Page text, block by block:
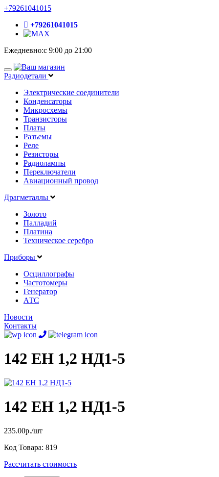
+79261041015
+79261041015
Ежедневно:с 9:00 до 21:00
Радиодетали
Электрические соединители
Конденсаторы
Микросхемы
Транзисторы
Платы
Разъемы
Реле
Резисторы
Радиолампы
Переключатели
Авиационный провод
Драгметаллы
Золото
Палладий
Платина
Техническое серебро
Приборы
Осциллографы
Частотомеры
Генератор
АТС
Новости
Контакты
142 ЕН 1,2 НД1-5
142 ЕН 1,2 НД1-5
235.00р./шт
Код Товара: 819
Рассчитать стоимость